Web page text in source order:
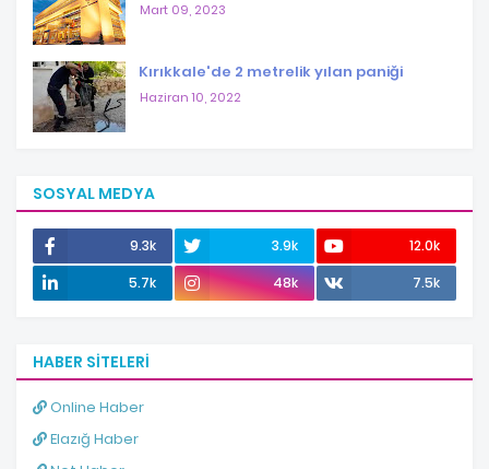
Mart 09, 2023
Kırıkkale'de 2 metrelik yılan paniği
Haziran 10, 2022
SOSYAL MEDYA
9.3k 3.9k
12.0k
5.7k
48k 7.5k
HABER SITELERI
Online Haber
Elazığ Haber